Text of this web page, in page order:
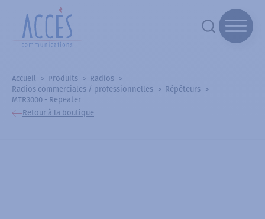
Accueil Produits
Radios
Radios commerciales / professionnelles
Répéteurs
MTR3000 - Repeater
Retour à la boutique